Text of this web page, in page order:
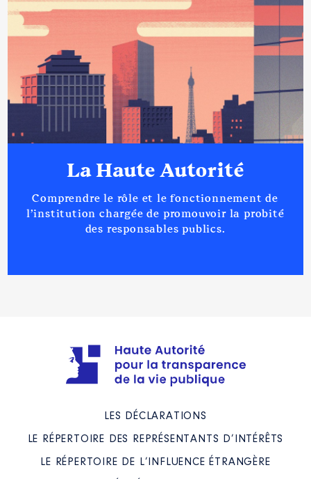
La Haute Autorité
Comprendre le rôle et le fonctionnement de
l’institution chargée de promouvoir la probité
des responsables publics.
LES DÉCLARATIONS
LE RÉPERTOIRE DES REPRÉSENTANTS D’INTÉRÊTS
LE RÉPERTOIRE DE L’INFLUENCE ÉTRANGÈRE